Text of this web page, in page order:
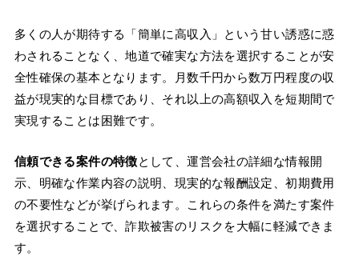
多くの人が期待する「簡単に高収入」という甘い誘惑に惑
わされることなく、地道で確実な方法を選択することが安
全性確保の基本となります。月数千円から数万円程度の収
益が現実的な目標であり、それ以上の高額収入を短期間で
実現することは困難です。
信頼できる案件の特徴として、運営会社の詳細な情報開
示、明確な作業内容の説明、現実的な報酬設定、初期費用
の不要性などが挙げられます。これらの条件を満たす案件
を選択することで、詐欺被害のリスクを大幅に軽減できま
す。